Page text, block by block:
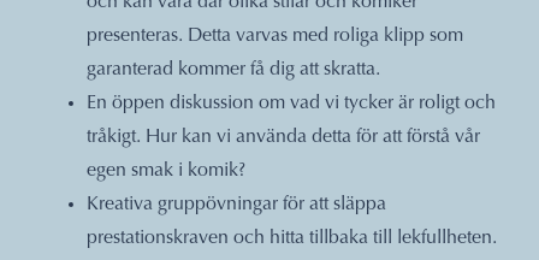
presenteras. Detta varvas med roliga klipp som
garanterad kommer få dig att skratta.
En öppen diskussion om vad vi tycker är roligt och
tråkigt. Hur kan vi använda detta för att förstå vår
egen smak i komik?
Kreativa gruppövningar för att släppa
prestationskraven och hitta tillbaka till lekfullheten.